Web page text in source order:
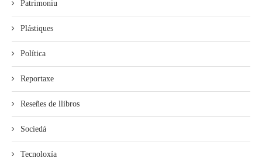
Patrimoniu
Plástiques
Política
Reportaxe
Reseñes de llibros
Sociedá
Tecnoloxía